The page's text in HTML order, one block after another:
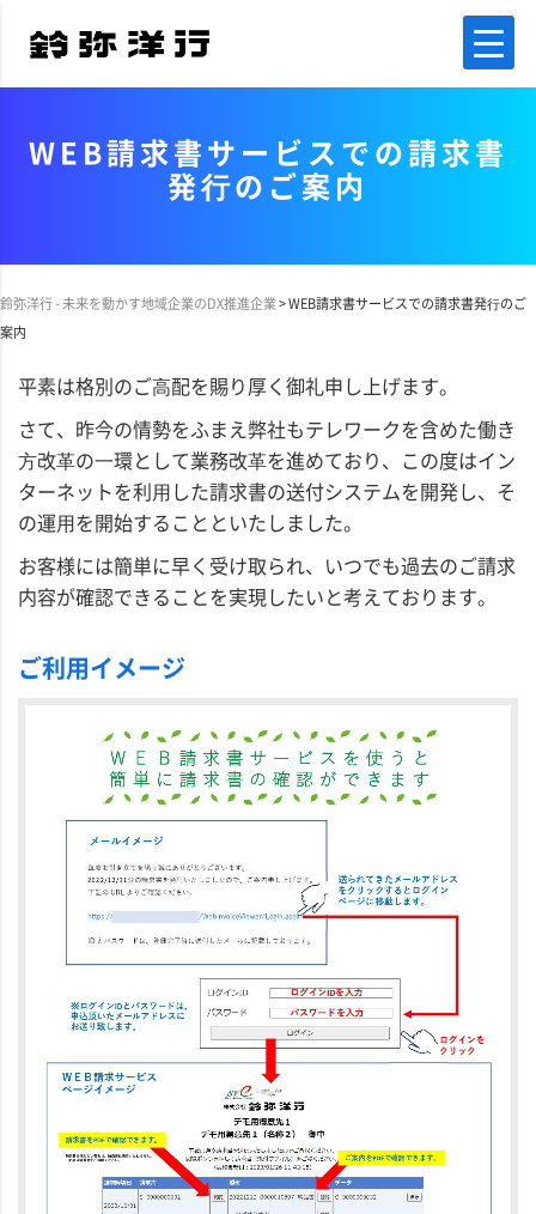
WEB請求書サービスでの請求書
発⾏のご案内
鈴弥洋行 - 未来を動かす地域企業のDX推進企業>WEB請求書サービスでの請求書発⾏のご
案内
平素は格別のご⾼配を賜り厚く御礼申し上げます。
さて、昨今の情勢をふまえ弊社もテレワークを含めた働き
⽅改⾰の⼀環として業務改⾰を進めており、この度はイン
ターネットを利⽤した請求書の送付システムを開発し、そ
の運⽤を開始することといたしました。
お客様には簡単に早く受け取られ、いつでも過去のご請求
内容が確認できることを実現したいと考えております。
ご利用イメージ